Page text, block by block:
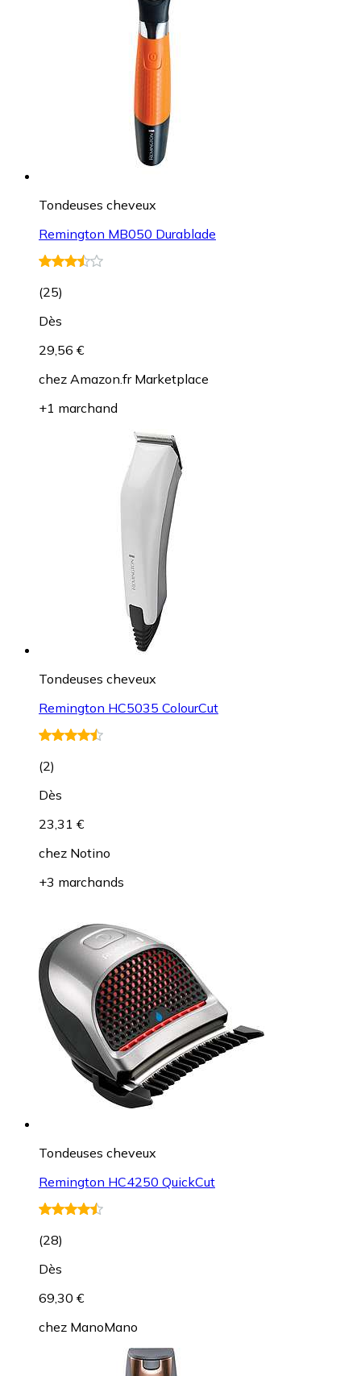
Tondeuses cheveux
Remington MB050 Durablade
(25)
Dès
29,56 €
chez Amazon.fr Marketplace
+1 marchand
Tondeuses cheveux
Remington HC5035 ColourCut
(2)
Dès
23,31 €
chez Notino
+3 marchands
Tondeuses cheveux
Remington HC4250 QuickCut
(28)
Dès
69,30 €
chez ManoMano